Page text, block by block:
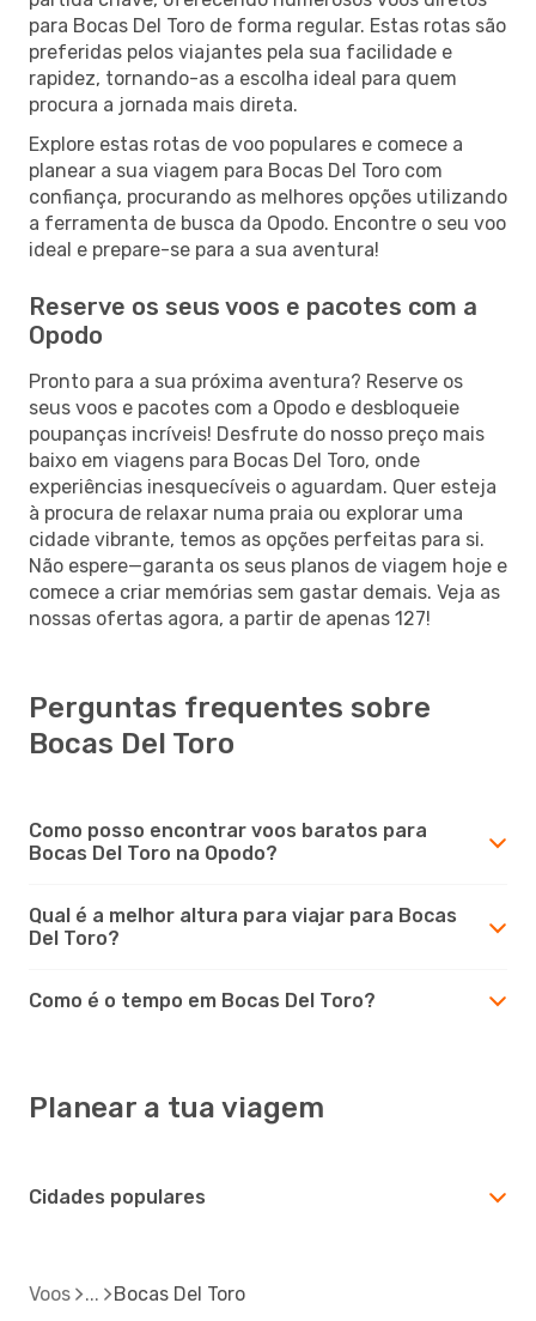
para Bocas Del Toro de forma regular. Estas rotas são
preferidas pelos viajantes pela sua facilidade e
rapidez, tornando-as a escolha ideal para quem
procura a jornada mais direta.
Explore estas rotas de voo populares e comece a
planear a sua viagem para Bocas Del Toro com
confiança, procurando as melhores opções utilizando
a ferramenta de busca da Opodo. Encontre o seu voo
ideal e prepare-se para a sua aventura!
Reserve os seus voos e pacotes com a
Opodo
Pronto para a sua próxima aventura? Reserve os
seus voos e pacotes com a Opodo e desbloqueie
poupanças incríveis! Desfrute do nosso preço mais
baixo em viagens para Bocas Del Toro, onde
experiências inesquecíveis o aguardam. Quer esteja
à procura de relaxar numa praia ou explorar uma
cidade vibrante, temos as opções perfeitas para si.
Não espere—garanta os seus planos de viagem hoje e
comece a criar memórias sem gastar demais. Veja as
nossas ofertas agora, a partir de apenas 127!
Perguntas frequentes sobre
Bocas Del Toro
Como posso encontrar voos baratos para
Bocas Del Toro na Opodo?
Qual é a melhor altura para viajar para Bocas
Del Toro?
Como é o tempo em Bocas Del Toro?
Planear a tua viagem
Cidades populares
Voos Bocas Del Toro